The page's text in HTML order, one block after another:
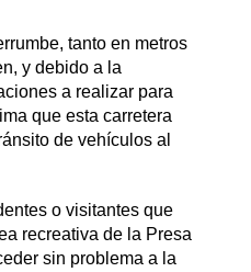
tanto en metros
y debido a la
a realizar para
que esta carretera
de vehículos al
o visitantes que
recreativa de la Presa
sin problema a la